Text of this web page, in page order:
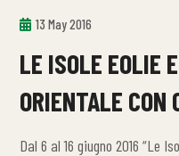
13 May 2016
LE ISOLE EOLIE
ORIENTALE CON
Dal 6 al 16 giugno 2016 “Le